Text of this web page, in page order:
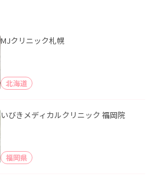
MJクリニック札幌
北海道
いびきメディカルクリニック 福岡院
福岡県